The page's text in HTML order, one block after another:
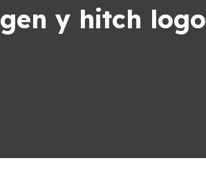
gen y hitch logo